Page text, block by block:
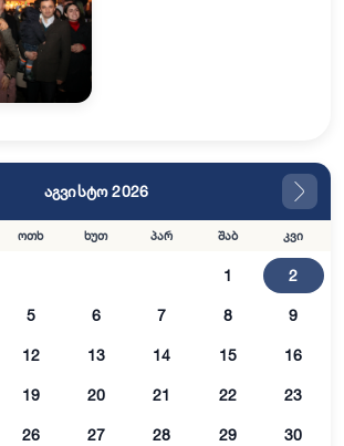
აგვისტო 2026
ოთხ ხუთ პარ შაბ კვი
1 2
5 6 7 8 9
12 13 14 15 16
19 20 21 22 23
26 27 28 29 30